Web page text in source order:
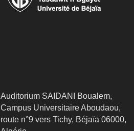
Auditorium SAIDANI Boualem,
Campus Universitaire Aboudaou,
route n°9 vers Tichy, Béjaïa 06000,